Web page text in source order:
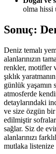
olma hissi
Sonuç:
Deniz temalı
alanlarınızın
renkler, motifler
şıklık
günlük yaşamın
atmosferde
detaylarındaki
ve size özgün bir
edilmiştir
sağlar. Siz de
alanlarınızı
mutlaka